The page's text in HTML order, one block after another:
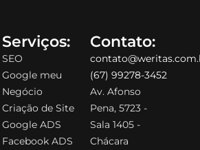
Serviços:
SEO
Google meu
Negócio
Criação de Site
Google ADS
Facebook ADS
Contato:
(67) 99278-3452
Av. Afonso
Pena, 5723 -
Sala 1405 -
Chácara